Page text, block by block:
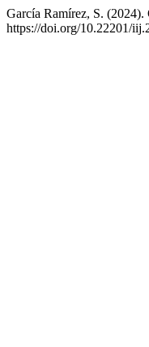
García Ramírez, S.
https://doi.org/10.22201/